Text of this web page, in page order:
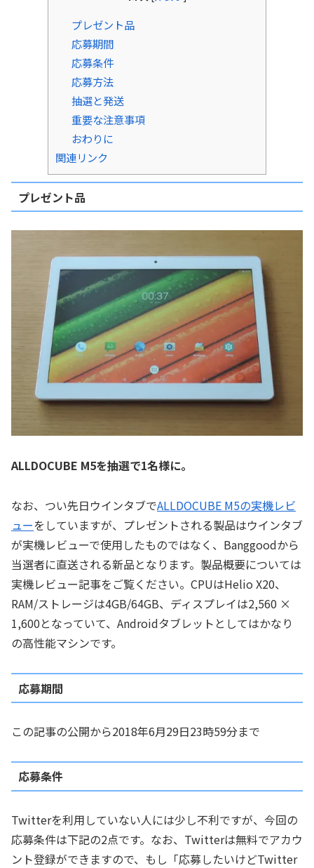
プレゼント品
応募期間
応募条件
応募方法
抽選と発送
重要な注意事項
おわりに
関連リンク
プレゼント品
ALLDOCUBE M5を抽選で1名様に。
なお、つい先日ウインタブでALLDOCUBE M5の実機レビ
ューをしていますが、プレゼントされる製品はウインタブ
が実機レビューで使用したものではなく、Banggoodから
当選者に直送される新品となります。製品概要については
実機レビュー記事をご覧ください。CPUはHelio X20、
RAM/ストレージは4GB/64GB、ディスプレイは2,560 ×
1,600となっていて、Androidタブレットとしてはかなり
の高性能マシンです。
応募期間
この記事の公開から2018年6月29日23時59分まで
応募条件
Twitterを利用していない人には少し不利ですが、今回の
応募条件は下記の2点です。なお、Twitterは無料でアカウ
ント登録ができますので、もし「応募したいけどTwitter